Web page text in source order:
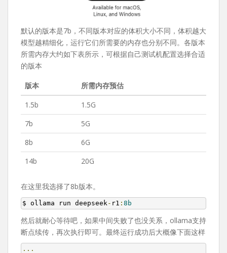
默认的版本是7b，不同版本对应的体积大小不同，体积越大
模型越精细化，运行它们所需要的内存也分别不同。各版本
所需内存大约如下表所示，可根据自己测试机配置选择合适
的版本
版本
所需内存预估
1.5b
1.5G
7b
5G
8b
6G
14b
20G
在这里我选择了8b版本。
$ ollama run deepseek- r1 : 8b
然后就耐心等待吧，如果中间失败了也没关系，ollama支持
断点续传，再次执行即可。最终运行成功后大概像下面这样
...